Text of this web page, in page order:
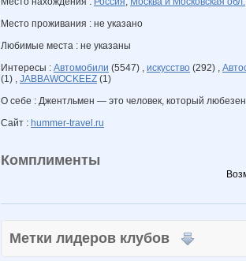
Место проживания : не указано
Любимые места : не указаны
Интересы : Автомобили (5547) , искусство (292) ,
(1) , JABBAWOCKEEZ (1)
О себе : Джентльмен — это человек, который
Сайт : hummer-travel.ru
Комплименты
Метки лидеров клубов